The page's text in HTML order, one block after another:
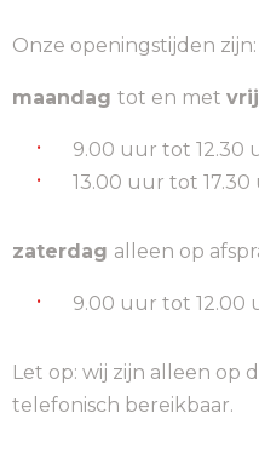
Onze openingstijden zijn:
maandag tot en met
9.00 uur tot 12.30
13.00 uur tot 17.30
zaterdag alleen op
9.00 uur tot 12.00
Let op: wij zijn alleen op
telefonisch bereikbaar.